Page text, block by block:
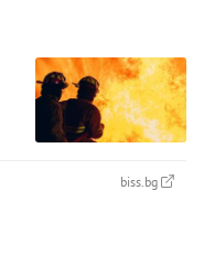
biss.bg